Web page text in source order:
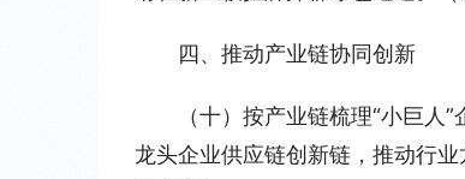
四、推动产业链协同创新
（十）按产业链梳理“小巨人
龙头企业供应链创新链，推动行